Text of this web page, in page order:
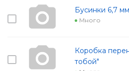
Бусинки 6,7
Много
Коробка
тобой"